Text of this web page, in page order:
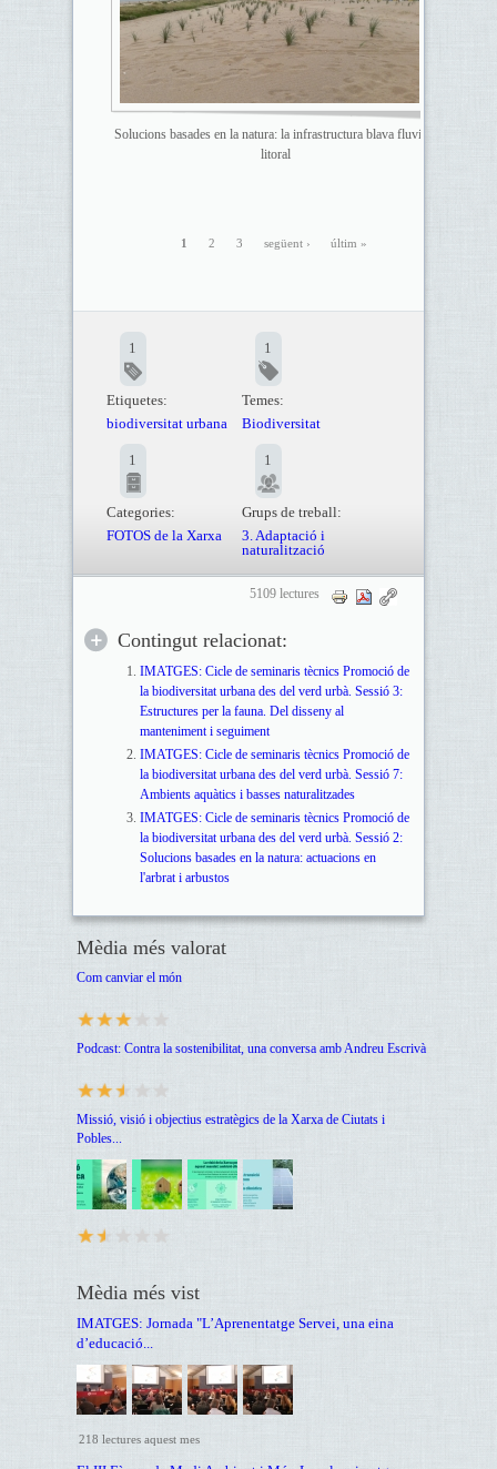
Solucions basades en la natura: la infrastructura blava fluvial i
litoral
1 2 3 següent › últim »
1
Etiquetes:
biodiversitat urbana
1
Temes:
Biodiversitat
1
Categories:
FOTOS de la Xarxa
1
Grups de treball:
3. Adaptació i
naturalització
5109 lectures
Contingut relacionat:
IMATGES: Cicle de seminaris tècnics Promoció de
la biodiversitat urbana des del verd urbà. Sessió 3:
Estructures per la fauna. Del disseny al
manteniment i seguiment
IMATGES: Cicle de seminaris tècnics Promoció de
la biodiversitat urbana des del verd urbà. Sessió 7:
Ambients aquàtics i basses naturalitzades
IMATGES: Cicle de seminaris tècnics Promoció de
la biodiversitat urbana des del verd urbà. Sessió 2:
Solucions basades en la natura: actuacions en
l'arbrat i arbustos
Mèdia més valorat
Com canviar el món
Podcast: Contra la sostenibilitat, una conversa amb Andreu Escrivà
Missió, visió i objectius estratègics de la Xarxa de Ciutats i
Pobles...
Mèdia més vist
IMATGES: Jornada "L’Aprenentatge Servei, una eina
d’educació...
218 lectures aquest mes